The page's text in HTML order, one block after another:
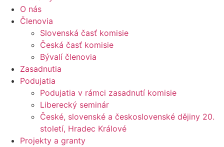
O nás
Členovia
Slovenská časť komisie
Česká časť komisie
Bývalí členovia
Zasadnutia
Podujatia
Podujatia v rámci zasadnutí komisie
Liberecký seminár
České, slovenské a československé dějiny 20.
století, Hradec Králové
Projekty a granty